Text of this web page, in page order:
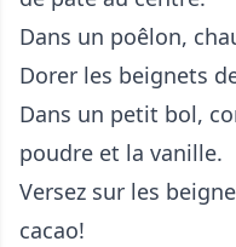
Dans un poêlon,
Dorer les beignets
Dans un petit bol,
poudre et la vanille.
Versez sur les
cacao!